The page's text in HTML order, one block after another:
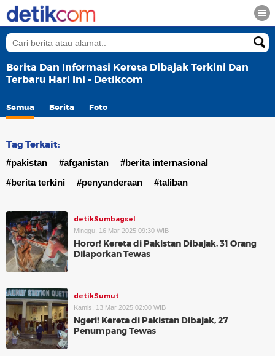
Berita Dan Informasi Kereta Dibajak Terkini Dan
Terbaru Hari Ini - Detikcom
Semua Berita Foto
Tag Terkait:
#pakistan #afganistan
#berita internasional
#berita terkini
#penyanderaan #taliban
detikSumbagsel
Minggu, 16 Mar 2025 09:30 WIB
Horor! Kereta di Pakistan Dibajak, 31 Orang
Dilaporkan Tewas
detikSumut
Kamis, 13 Mar 2025 02:00 WIB
Ngeri! Kereta di Pakistan Dibajak, 27
Penumpang Tewas